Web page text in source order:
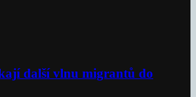
další vlnu migrantů do